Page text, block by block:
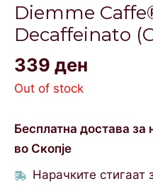
Diemme
Decaffeinato
339 ден
Out of stock
Бесплатна достава
во Скопје
Нарачките стигаат